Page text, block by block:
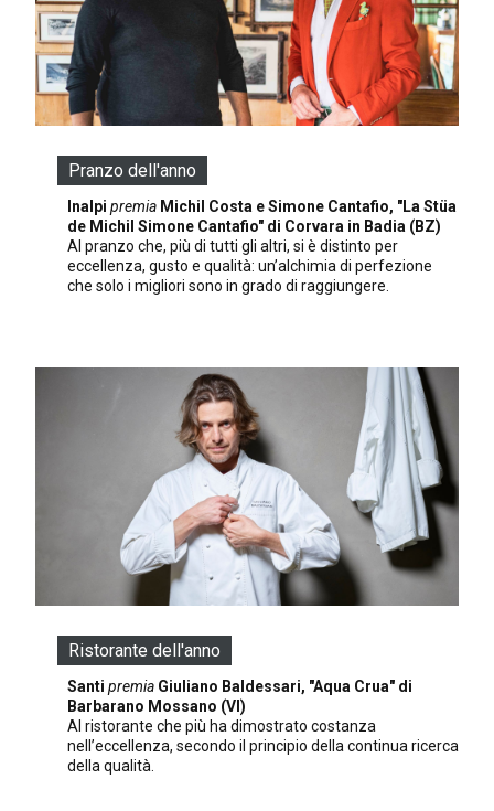
Pranzo dell'anno
Inalpi premia Michil Costa e Simone Cantafio, "La Stüa
de Michil Simone Cantafio" di Corvara in Badia (BZ)
Al pranzo che, più di tutti gli altri, si è distinto per
eccellenza, gusto e qualità: un’alchimia di perfezione
che solo i migliori sono in grado di raggiungere.
Ristorante dell'anno
Santi premia Giuliano Baldessari, "Aqua Crua" di
Barbarano Mossano (VI)
Al ristorante che più ha dimostrato costanza
nell’eccellenza, secondo il principio della continua ricerca
della qualità.